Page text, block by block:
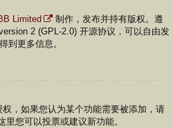
Limited
制作，发布并持有版权。遵
2 (GPL-2.0) 开源协议，可以自由发
到更多信息。
，如果您认为某个功能需要被添加，请
里您可以投票或建议新功能。